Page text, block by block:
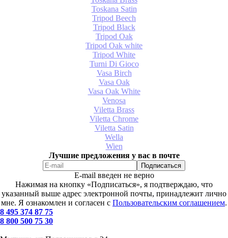
Toskana Satin
Tripod Beech
Tripod Black
Tripod Oak
Tripod Oak white
Tripod White
Turni Di Gioco
Vasa Birch
Vasa Oak
Vasa Oak White
Venosa
Viletta Brass
Viletta Chrome
Viletta Satin
Wella
Wien
Лучшие предложения у вас в почте
E-mail введен не верно
Нажимая на кнопку «Подписаться», я подтверждаю, что
указанный выше адрес электронной почты, принадлежит лично
мне. Я ознакомлен и согласен с Пользовательским соглашением.
8 495 374 87 75
8 800 500 75 30